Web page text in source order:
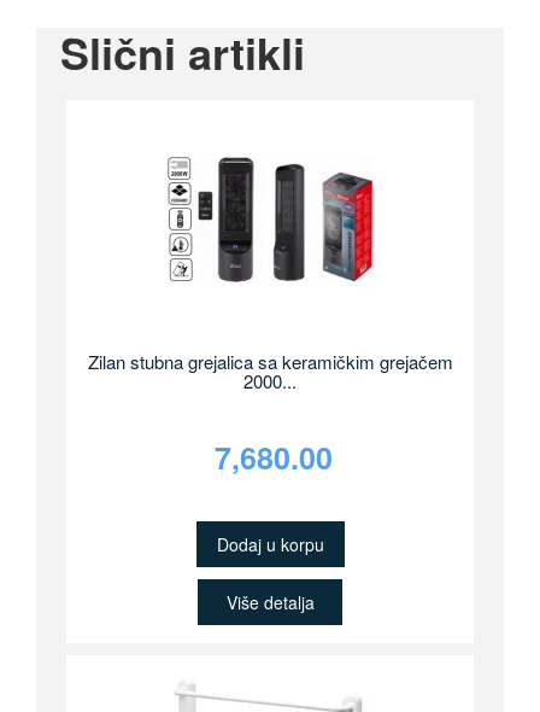
Slični artikli
Zilan stubna grejalica sa keramičkim grejačem
2000...
7,680.00
Dodaj u korpu
Više detalja